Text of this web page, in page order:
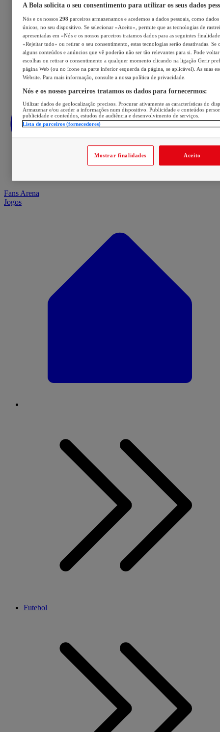
Fans Arena
Jogos
Futebol
A Bola solicita o seu consentimento para utilizar os seus dados
Nós e os nossos 298 parceiros armazenamos e acedemos a dados pessoais, como
únicos, no seu dispositivo. Se selecionar «Aceito», permite que as tecnologias de
apresentadas em «Nós e os nossos parceiros tratamos dados para as seguintes
«Rejeitar tudo» ou retirar o seu consentimento, estas tecnologias serão desativadas. Se
alguns conteúdos e anúncios que vê poderão não ser tão relevantes para si. Pode voltar
escolhas ou retirar o consentimento a qualquer momento clicando na ligação Gerir
página Web (ou no ícone na parte inferior esquerda da página, se aplicável). As suas
Website. Para mais informação, consulte a nossa política de privacidade.
Nós e os nossos parceiros tratamos os dados para fornecermos:
Utilizar dados de geolocalização precisos. Procurar ativamente as características do
Armazenar e/ou aceder a informações num dispositivo. Publicidade e conteúdos
publicidade e conteúdos, estudos de audiência e desenvolvimento de serviços.
Lista de parceiros (fornecedores)
Mostrar finalidades Aceito